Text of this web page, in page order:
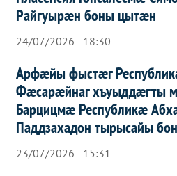
Райгуырæн боны цытæн
24/07/2026 - 18:30
Арфæйы фыстæг
Фæсарæйнаг хъуыддæгты
Барцицмæ Республикæ
Паддзахадон тырысайы
23/07/2026 - 15:31